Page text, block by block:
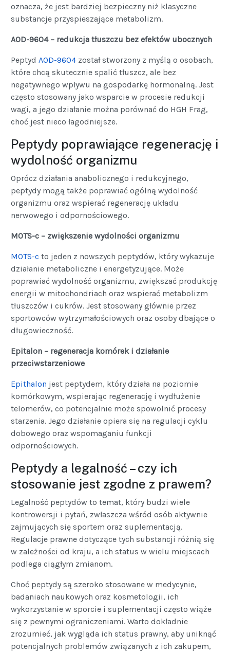
oznacza, że jest bardziej bezpieczny niż klasyczne
substancje przyspieszające metabolizm.
AOD-9604 – redukcja tłuszczu bez efektów ubocznych
Peptyd AOD-9604 został stworzony z myślą o osobach,
które chcą skutecznie spalić tłuszcz, ale bez
negatywnego wpływu na gospodarkę hormonalną. Jest
często stosowany jako wsparcie w procesie redukcji
wagi, a jego działanie można porównać do HGH Frag,
choć jest nieco łagodniejsze.
Peptydy poprawiające regenerację i
wydolność organizmu
Oprócz działania anabolicznego i redukcyjnego,
peptydy mogą także poprawiać ogólną wydolność
organizmu oraz wspierać regenerację układu
nerwowego i odpornościowego.
MOTS-c – zwiększenie wydolności organizmu
MOTS-c to jeden z nowszych peptydów, który wykazuje
działanie metaboliczne i energetyzujące. Może
poprawiać wydolność organizmu, zwiększać produkcję
energii w mitochondriach oraz wspierać metabolizm
tłuszczów i cukrów. Jest stosowany głównie przez
sportowców wytrzymałościowych oraz osoby dbające o
długowieczność.
Epitalon – regeneracja komórek i działanie
przeciwstarzeniowe
Epithalon jest peptydem, który działa na poziomie
komórkowym, wspierając regenerację i wydłużenie
telomerów, co potencjalnie może spowolnić procesy
starzenia. Jego działanie opiera się na regulacji cyklu
dobowego oraz wspomaganiu funkcji
odpornościowych.
Peptydy a legalność – czy ich
stosowanie jest zgodne z prawem?
Legalność peptydów to temat, który budzi wiele
kontrowersji i pytań, zwłaszcza wśród osób aktywnie
zajmujących się sportem oraz suplementacją.
Regulacje prawne dotyczące tych substancji różnią się
w zależności od kraju, a ich status w wielu miejscach
podlega ciągłym zmianom.
Choć peptydy są szeroko stosowane w medycynie,
badaniach naukowych oraz kosmetologii, ich
wykorzystanie w sporcie i suplementacji często wiąże
się z pewnymi ograniczeniami. Warto dokładnie
zrozumieć, jak wygląda ich status prawny, aby uniknąć
potencjalnych problemów związanych z ich zakupem,